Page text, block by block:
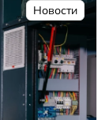
Новости